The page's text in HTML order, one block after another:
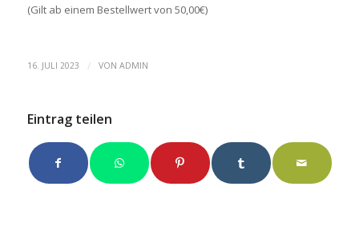
(Gilt ab einem Bestellwert von 50,00€)
16. JULI 2023 / VON ADMIN
Eintrag teilen